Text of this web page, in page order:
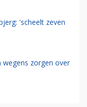
'scheelt zeven
wegens zorgen over